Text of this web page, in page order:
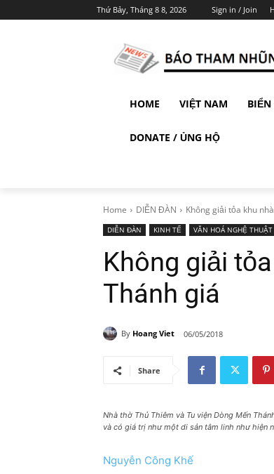
Thứ Bảy, Tháng 8 8, 2026 Sign in / Join
HOME VIỆT NAM
DONATE / ỦNG HỘ
Home DIỄN ĐÀN Không giải tỏa khu
DIỄN ĐÀN KINH TẾ VĂN HOÁ NGHỆ THUẬT
Không giải
Thánh giá
By Hoang Viet 06/05/2018
Share
Nhà thờ Thủ Thiêm và Tu viện Dòng Mến
và có giá trị như một di sản tâm linh như hiện
Nguyễn Công Khế